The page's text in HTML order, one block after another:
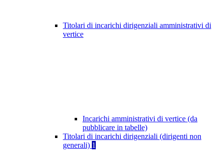
Titolari di incarichi dirigenziali amministrativi di
vertice
Incarichi amministrativi di vertice (da
pubblicare in tabelle)
Titolari di incarichi dirigenziali (dirigenti non
generali) 1